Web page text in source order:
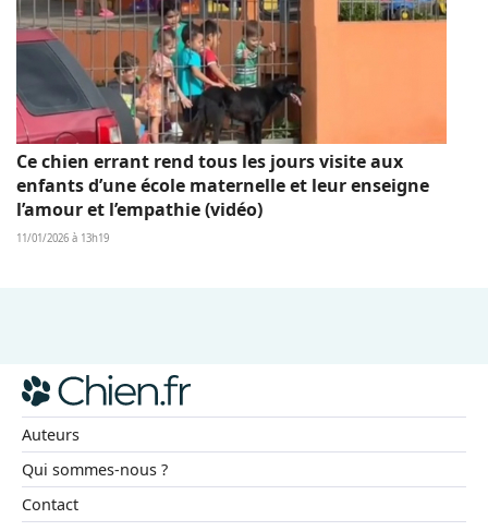
Ce chien errant rend tous les jours visite aux
enfants d’une école maternelle et leur enseigne
l’amour et l’empathie (vidéo)
11/01/2026 à 13h19
Auteurs
Qui sommes-nous ?
Contact